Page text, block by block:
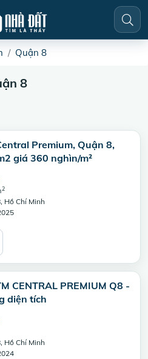
Quận 8
8
Premium, Quận 8,
giá 360 nghìn/m²
2
Hồ Chí Minh
CENTRAL PREMIUM Q8 -
diện tích
Hồ Chí Minh